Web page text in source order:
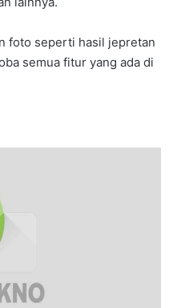
foto seperti hasil jepretan
semua fitur yang ada di